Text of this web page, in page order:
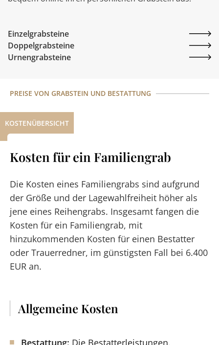
Einzelgrabsteine
Doppelgrabsteine
Urnengrabsteine
PREISE VON GRABSTEIN UND BESTATTUNG
KOSTENÜBERSICHT
Kosten für ein Familiengrab
Die Kosten eines Familiengrabs sind aufgrund
der Größe und der Lagewahlfreiheit höher als
jene eines Reihengrabs. Insgesamt fangen die
Kosten für ein Familiengrab, mit
hinzukommenden Kosten für einen Bestatter
oder Trauerredner, im günstigsten Fall bei 6.400
EUR an.
Allgemeine Kosten